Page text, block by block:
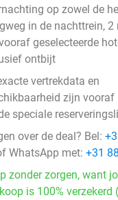
op zowel de
in de nachttrein, 2
geselecteerde
ontbijt
vertrekdata en
zijn
speciale
over de deal? Bel:
WhatsApp met: +31
zonder zorgen, want
is 100% verzekerd